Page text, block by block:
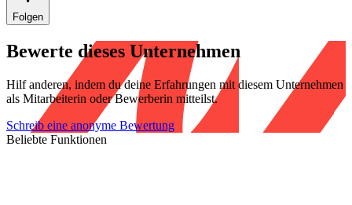
Folgen
Bewerte dieses Unternehmen
Hilf anderen, indem du deine Erfahrungen mit diesem Unternehmen
als Mitarbeiterin oder Bewerberin mitteilst.
Schreib eine anonyme Bewertung
Beliebte Funktionen